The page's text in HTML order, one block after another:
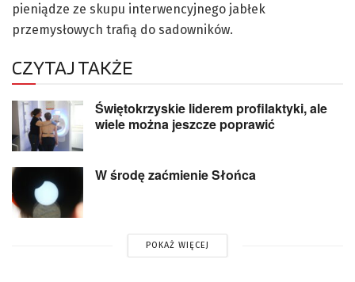
pieniądze ze skupu interwencyjnego jabłek
przemysłowych trafią do sadowników.
CZYTAJ TAKŻE
Świętokrzyskie liderem profilaktyki, ale
wiele można jeszcze poprawić
W środę zaćmienie Słońca
POKAŻ WIĘCEJ